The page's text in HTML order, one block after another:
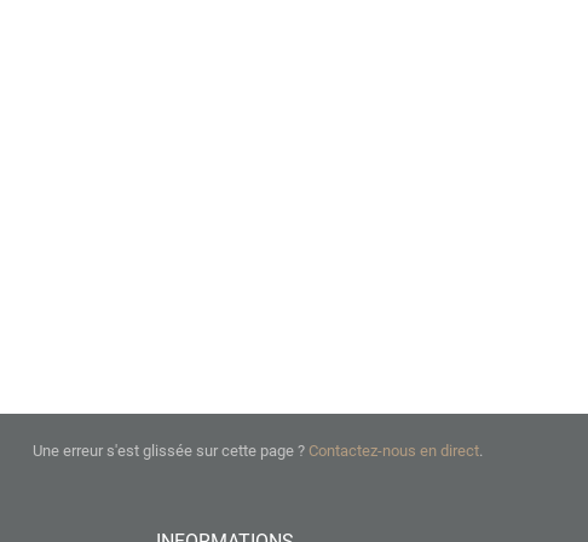
Une erreur s'est glissée sur cette page ? Contactez-nous en direct.